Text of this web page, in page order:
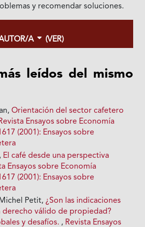
y recomendar soluciones.
A (VER)
leídos del mismo
Orientación del sector cafetero
Ensayos sobre Economía
(2001): Ensayos sobre
El café desde una perspectiva
Ensayos sobre Economía
(2001): Ensayos sobre
Petit, ¿Son las indicaciones
derecho válido de propiedad?
y desafíos. , Revista Ensayos